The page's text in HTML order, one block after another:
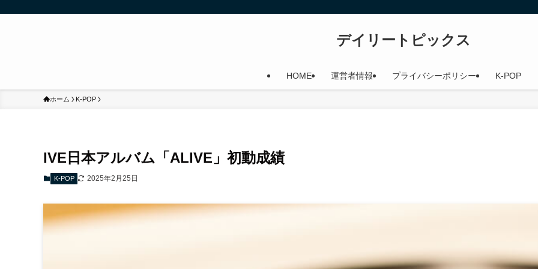
デイリートピックス
HOME 運営者情報 プライバシーポリシー K-POP
ホーム K-POP
IVE日本アルバム「ALIVE」初動成績
K-POP 2025年2月25日